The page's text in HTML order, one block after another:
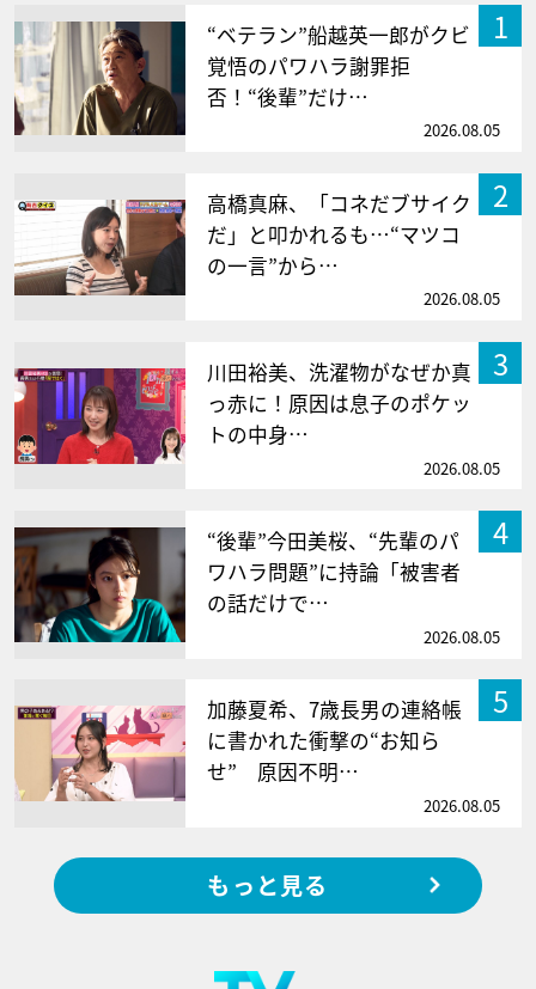
1
“ベテラン”船越英一郎がクビ
覚悟のパワハラ謝罪拒
否！“後輩”だけ…
2026.08.05
2
高橋真麻、「コネだブサイク
だ」と叩かれるも…“マツコ
の一言”から…
2026.08.05
3
川田裕美、洗濯物がなぜか真
っ赤に！原因は息子のポケッ
トの中身…
2026.08.05
4
“後輩”今田美桜、“先輩のパ
ワハラ問題”に持論「被害者
の話だけで…
2026.08.05
5
加藤夏希、7歳長男の連絡帳
に書かれた衝撃の“お知ら
せ” 原因不明…
2026.08.05
もっと見る